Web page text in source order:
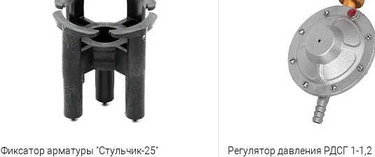
Фиксатор арматуры "Стульчик-25" Регулятор давления РДСГ 1-1,2